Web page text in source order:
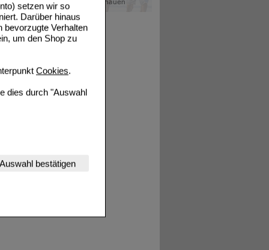
setzen wir so
Darüber hinaus
bevorzugte Verhalten
um den Shop zu
Cookies.
dies durch "Auswahl
Website
werden kann.
(z.B.
Auswahl bestätigen